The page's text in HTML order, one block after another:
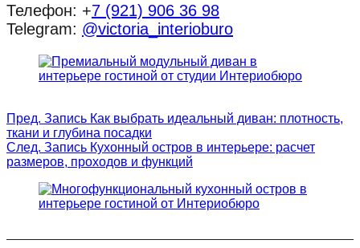
Телефон: +7 (921) 906 36 98
Telegram: @victoria_interioburo
Пред. Запись Как выбрать идеальный диван: плотность,
ткани и глубина посадки
След. Запись Кухонный остров в интерьере: расчет
размеров, проходов и функций